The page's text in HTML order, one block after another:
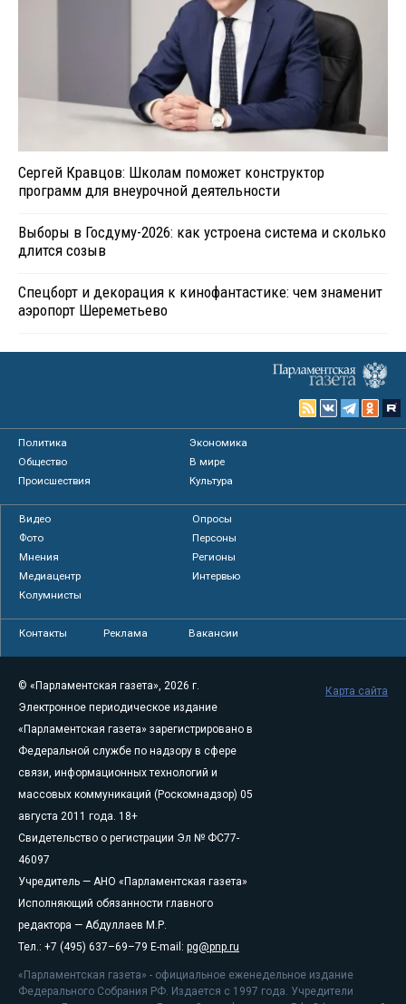
Сергей Кравцов: Школам поможет конструктор
программ для внеурочной деятельности
Выборы в Госдуму-2026: как устроена система и сколько
длится созыв
Спецборт и декорация к кинофантастике: чем знаменит
аэропорт Шереметьево
Политика
Экономика
Общество
В мире
Происшествия
Культура
Видео
Опросы
Фото
Персоны
Мнения
Регионы
Медиацентр
Интервью
Колумнисты
Контакты Реклама Вакансии
© «Парламентская газета», 2026 г.
Электронное периодическое издание
«Парламентская газета» зарегистрировано в
Федеральной службе по надзору в сфере
связи, информационных технологий и
массовых коммуникаций (Роскомнадзор) 05
августа 2011 года. 18+
Свидетельство о регистрации Эл № ФС77-
46097
Учредитель — АНО «Парламентская газета»
Исполняющий обязанности главного
редактора — Абдуллаев М.Р.
Тел.: +7 (495) 637–69–79 E-mail: pg@pnp.ru
«Парламентская газета» - официальное еженедельное издание
Федерального Собрания РФ. Издается с 1997 года. Учредители
Карта сайта